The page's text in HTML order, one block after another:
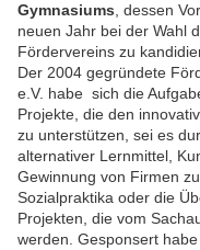
Gymnasiums , dessen
neuen Jahr bei der Wahl
Fördervereins zu
Der 2004 gegründete
e.V. habe sich die
Projekte, die den
zu unterstützen, sei es
alternativer Lernmittel,
Gewinnung von Firmen
Sozialpraktika oder die
Projekten, die vom
werden. Gesponsert